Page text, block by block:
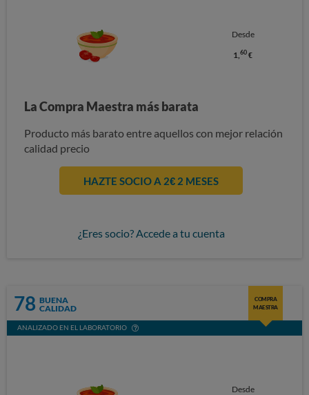
Desde
1,60 €
La Compra Maestra más barata
Producto más barato entre aquellos con mejor relación
calidad precio
HAZTE SOCIO A 2€ 2 MESES
¿Eres socio? Accede a tu cuenta
78 BUENA
CALIDAD
COMPRA
MAESTRA
ANALIZADO EN EL LABORATORIO
Desde